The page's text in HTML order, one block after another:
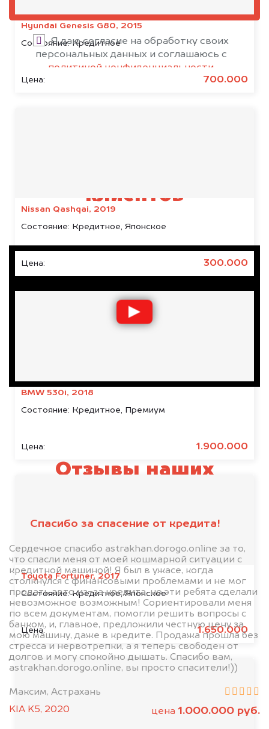
Hyundai Genesis G80, 2015
Состояние:Кредитное
Цена: 700.000
Nissan Qashqai, 2019
Состояние: Кредитное, Японское
Цена: 300.000
BMW 530i, 2018
Состояние: Кредитное, Премиум
Цена: 1.900.000
Toyota Fortuner, 2017
Состояние:Кредитное, Японское
Цена: 1.650.000
Я даю согласие на обработку своих
персональных данных и соглашаюсь с
политикой конфиденциальности
клиентов
Отзывы наших
Спасибо за спасение от кредита!
Сердечное спасибо astrakhan.dorogo.online за то,
что спасли меня от моей кошмарной ситуации с
кредитной машиной! Я был в ужасе, когда
столкнулся с финансовыми проблемами и не мог
продать авто из-за кредита, но эти ребята сделали
невозможное возможным! Сориентировали меня
по всем документам, помогли решить вопросы с
банком, и, главное, предложили честную цену за
мою машину, даже в кредите. Продажа прошла без
стресса и нервотрепки, а я теперь свободен от
долгов и могу спокойно дышать. Спасибо вам,
astrakhan.dorogo.online, вы просто спасители!))
Максим, Астрахань
KIA K5, 2020
цена 1.000.000 руб.